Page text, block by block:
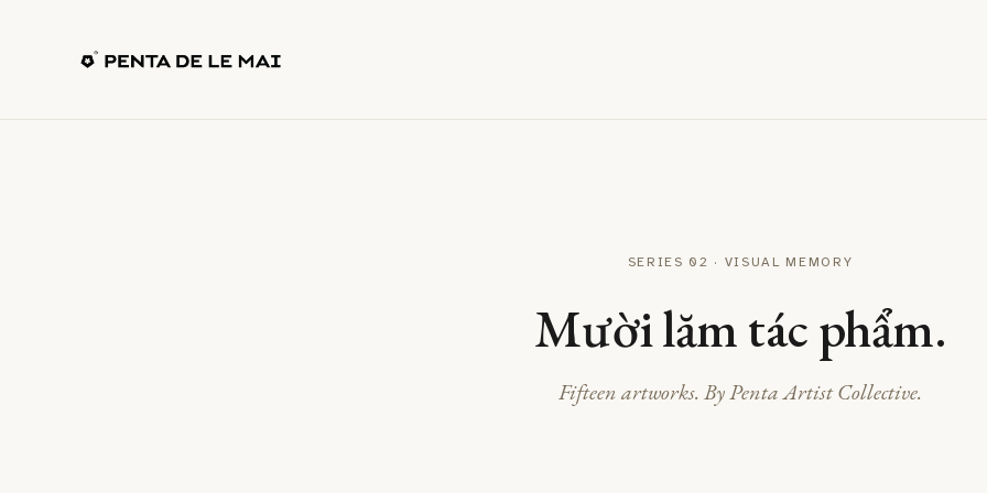
SERIES 02 · VISUAL MEMORY
Mười lăm tác phẩm.
Fifteen artworks. By Penta Artist Collective.